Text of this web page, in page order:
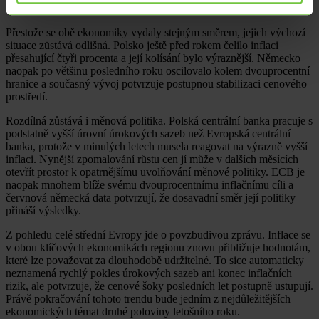
ekonomiky zcela nezmizela.
Přestože se obě ekonomiky vydaly stejným směrem, jejich výchozí
situace zůstává odlišná. Polsko ještě před rokem čelilo inflaci
přesahující čtyři procenta a její kolísání bylo výraznější. Německo
naopak po většinu posledního roku oscilovalo kolem dvouprocentní
hranice a současný vývoj potvrzuje postupnou stabilizaci cenového
prostředí.
Rozdílná zůstává i měnová politika. Polská centrální banka pracuje s
podstatně vyšší úrovní úrokových sazeb než Evropská centrální
banka, protože v minulých letech musela reagovat na výrazně vyšší
inflaci. Nynější zpomalování růstu cen jí může v dalších měsících
otevřít prostor k opatrnějšímu uvolňování měnové politiky. ECB je
naopak mnohem blíže svému dvouprocentnímu inflačnímu cíli a
červnová německá data potvrzují, že dosavadní směr její politiky
přináší výsledky.
Z pohledu celé střední Evropy jde o povzbudivou zprávu. Inflace se
v obou klíčových ekonomikách regionu znovu přibližuje hodnotám,
které lze považovat za dlouhodobě udržitelné. To sice automaticky
neznamená rychlý pokles úrokových sazeb ani konec inflačních
rizik, ale potvrzuje, že cenové šoky posledních let postupně ustupují.
Právě pokračování tohoto trendu bude jedním z nejdůležitějších
ekonomických témat druhé poloviny letošního roku.